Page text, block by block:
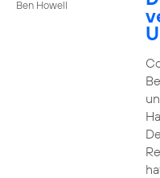
Ben Howell